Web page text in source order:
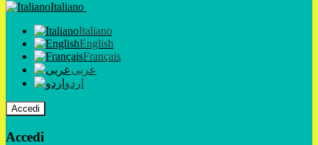
Italiano
Italiano
English
Français
عربى
اردو
Accedi
Accedi